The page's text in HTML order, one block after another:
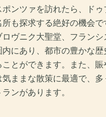
ンツァを訪れたら、ドゥ
も探求する絶好の機会で
ヴニク大聖堂、フランシ
にあり、都市の豊かな歴
とができます。また、賑
ままな散策に最適で、多
ンがあります。